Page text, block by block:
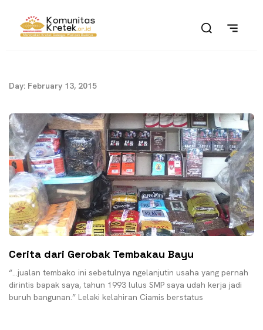
Day: February 13, 2015
Cerita dari Gerobak Tembakau Bayu
“…jualan tembako ini sebetulnya ngelanjutin usaha yang pernah
dirintis bapak saya, tahun 1993 lulus SMP saya udah kerja jadi
buruh bangunan.” Lelaki kelahiran Ciamis berstatus